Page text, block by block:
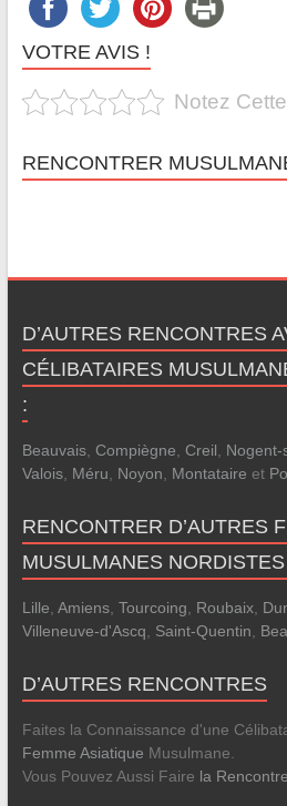
VOTRE AVIS !
Notez
RENCONTRER
D’AUTRES RENCONTRES
CÉLIBATAIRES
:
Beauvais, Compiègne, Creil, Nogent-
Valois, Méru, Noyon, Montataire et
RENCONTRER D’AUTRES
MUSULMANES
Lille, Amiens, Tourcoing, Roubaix,
Villeneuve-d'Ascq, Saint-Quentin,
D’AUTRES RENCONTRES
Faites la Connaissance d'une
Femme Asiatique Musulmane.
Vous Pouvez Aussi Faire la